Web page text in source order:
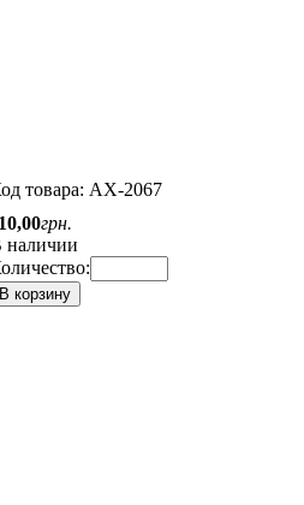
товара: AX-2067
,00грн.
наличии
В корзину